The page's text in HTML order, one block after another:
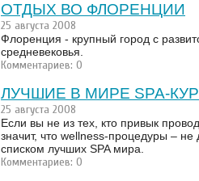
ОТДЫХ ВО ФЛОРЕНЦИИ
25 августа 2008
Флоренция - крупный город с
средневековья.
Комментариев: 0
ЛУЧШИЕ В МИРЕ SPA-
25 августа 2008
Если вы не из тех, кто привык
значит, что wellness-процедуры –
списком лучших SPA мира.
Комментариев: 0